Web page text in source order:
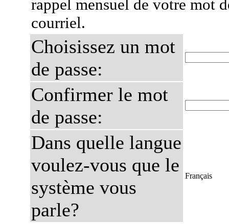
rappel mensuel de votre mot
courriel.
Choisissez un mot
de passe:
Confirmer le mot
de passe:
Dans quelle langue
voulez-vous que le
système vous
parle?
Français